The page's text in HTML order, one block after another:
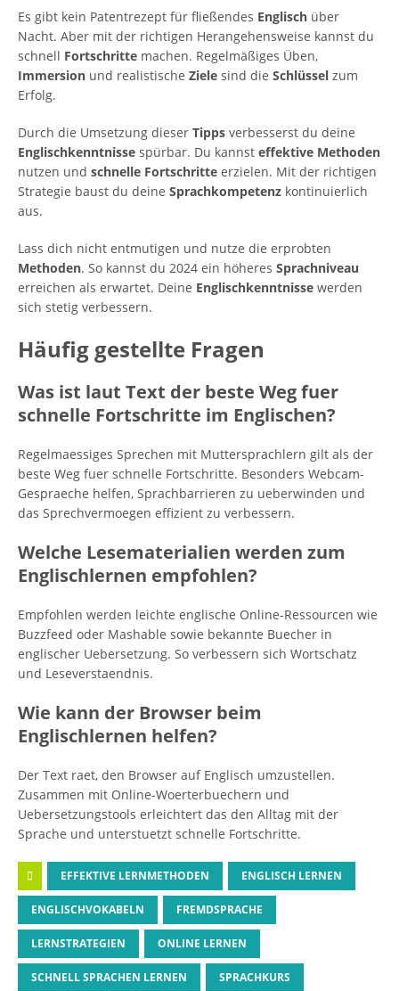
Es gibt kein Patentrezept für fließendes Englisch über
Nacht. Aber mit der richtigen Herangehensweise kannst du
schnell Fortschritte machen. Regelmäßiges Üben,
Immersion und realistische Ziele sind die Schlüssel zum
Erfolg.
Durch die Umsetzung dieser Tipps verbesserst du deine
Englischkenntnisse spürbar. Du kannst effektive Methoden
nutzen und schnelle Fortschritte erzielen. Mit der richtigen
Strategie baust du deine Sprachkompetenz kontinuierlich
aus.
Lass dich nicht entmutigen und nutze die erprobten
Methoden. So kannst du 2024 ein höheres Sprachniveau
erreichen als erwartet. Deine Englischkenntnisse werden
sich stetig verbessern.
Häufig gestellte Fragen
Was ist laut Text der beste Weg fuer
schnelle Fortschritte im Englischen?
Regelmaessiges Sprechen mit Muttersprachlern gilt als der
beste Weg fuer schnelle Fortschritte. Besonders Webcam-
Gespraeche helfen, Sprachbarrieren zu ueberwinden und
das Sprechvermoegen effizient zu verbessern.
Welche Lesematerialien werden zum
Englischlernen empfohlen?
Empfohlen werden leichte englische Online-Ressourcen wie
Buzzfeed oder Mashable sowie bekannte Buecher in
englischer Uebersetzung. So verbessern sich Wortschatz
und Leseverstaendnis.
Wie kann der Browser beim
Englischlernen helfen?
Der Text raet, den Browser auf Englisch umzustellen.
Zusammen mit Online-Woerterbuechern und
Uebersetzungstools erleichtert das den Alltag mit der
Sprache und unterstuetzt schnelle Fortschritte.
EFFEKTIVE LERNMETHODEN ENGLISCH LERNEN
ENGLISCHVOKABELN FREMDSPRACHE
LERNSTRATEGIEN ONLINE LERNEN
SCHNELL SPRACHEN LERNEN SPRACHKURS